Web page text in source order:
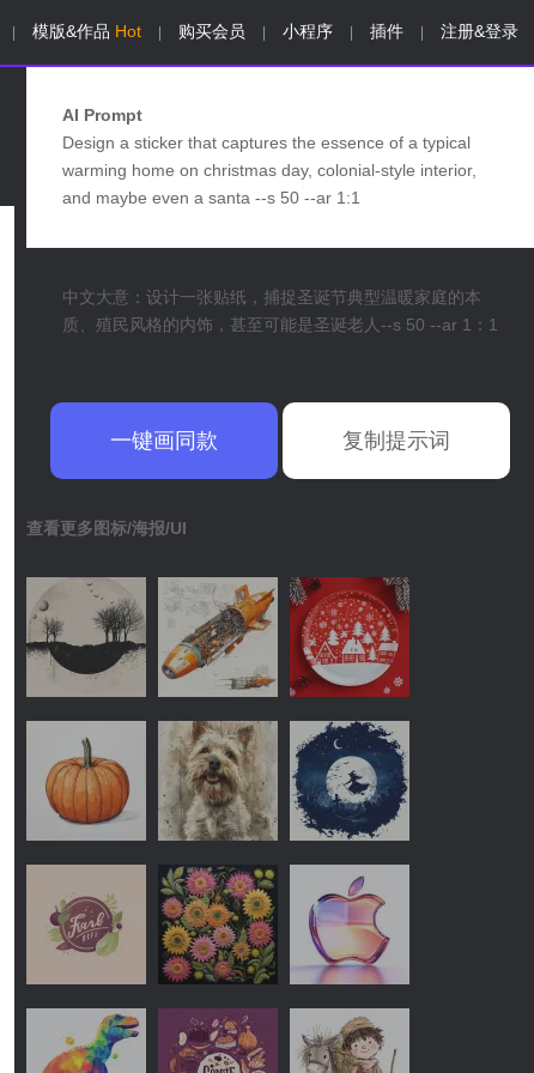
模版&作品 Hot 购买会员 小程序 插件 注册&登录
AI Prompt
Design a sticker that captures the essence of a typical
warming home on christmas day, colonial-style interior,
and maybe even a santa --s 50 --ar 1:1
中文大意：设计一张贴纸，捕捉圣诞节典型温暖家庭的本
质、殖民风格的内饰，甚至可能是圣诞老人--s 50 --ar 1：1
一键画同款 复制提示词
查看更多图标/海报/UI